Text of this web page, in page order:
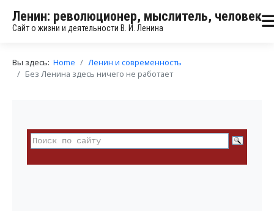
Ленин: революционер, мыслитель, человек
Сайт о жизни и деятельности В. И. Ленина
Вы здесь: Home
Ленин и современность
Без Ленина здесь ничего не работает